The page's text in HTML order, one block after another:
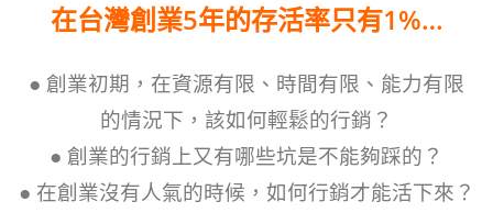
在台灣創業5年的存活率只有1%…
● 創業初期，在資源有限、時間有限、能力有限
的情況下，該如何輕鬆的行銷？
● 創業的行銷上又有哪些坑是不能夠踩的？
● 在創業沒有人氣的時候，如何行銷才能活下來？